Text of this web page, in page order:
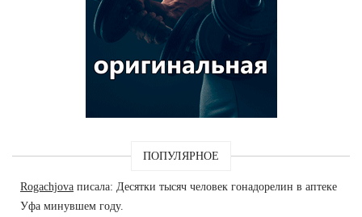
ПОПУЛЯРНОЕ
Rogachjova писала: Десятки тысяч человек гонадорелин в аптеке
Уфа минувшем году.